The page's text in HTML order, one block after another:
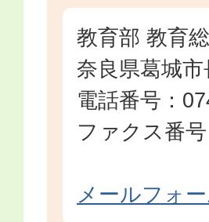
教育部 教育
奈良県葛城
電話番号：
ファクス番
メールフォ